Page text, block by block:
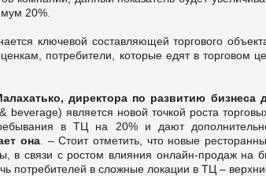
20%.
ключевой составляющей торгового
потребители, которые едят в торговом
директора по развитию бизнеса
beverage) является новой точкой роста
в ТЦ на 20% и дают
она . – Стоит отметить, что новые
в связи с ростом влияния онлайн-продаж на
потребителей в сложные локации в ТЦ –